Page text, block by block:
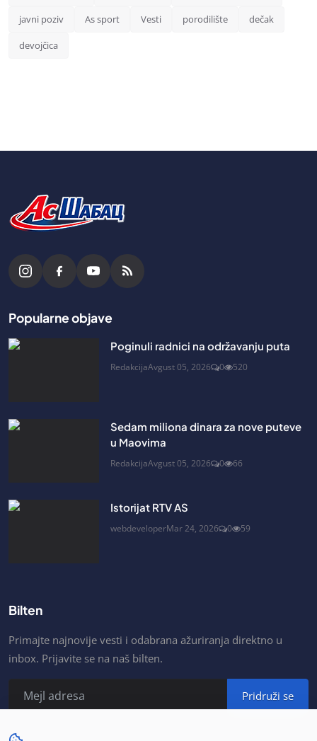
javni poziv As sport Vesti porodilište dečak
devojčica
Popularne objave
Poginuli radnici na održavanju puta
RedakcijaAvgust 05, 2026 0 520
Sedam miliona dinara za nove puteve
u Maovima
RedakcijaAvgust 05, 2026 0 66
Istorijat RTV AS
webdeveloperMar 24, 2026 0 59
Bilten
Primajte najnovije vesti i odabrana ažuriranja direktno u
inbox. Prijavite se na naš bilten.
Pridruži se